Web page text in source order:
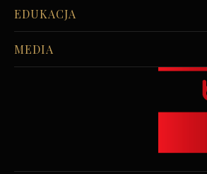
EDUKACJA
MEDIA